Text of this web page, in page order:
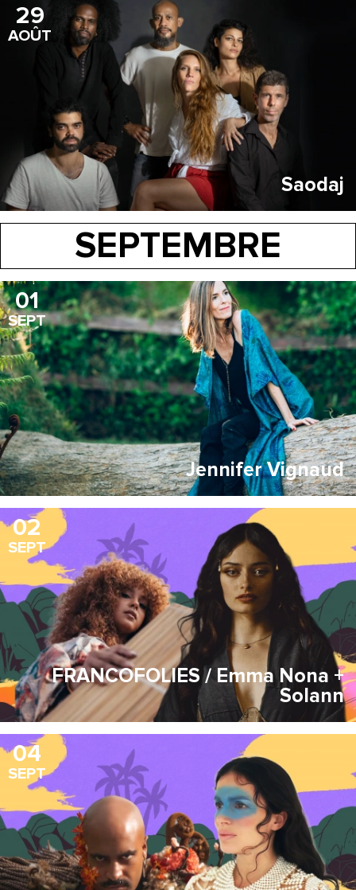
29
AOÛT
Saodaj
SEPTEMBRE
01
SEPT
Jennifer Vignaud
02
SEPT
FRANCOFOLIES / Emma Nona +
Solann
04
SEPT